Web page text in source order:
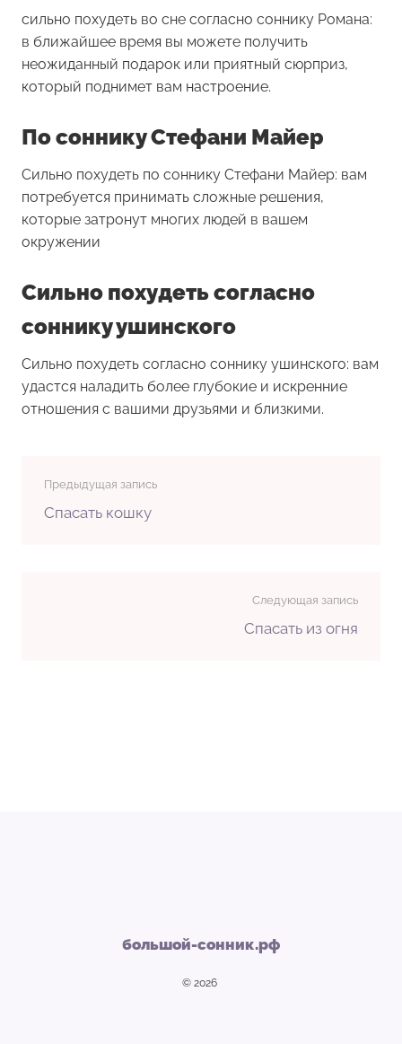
сильно похудеть во сне согласно соннику Романа:
в ближайшее время вы можете получить
неожиданный подарок или приятный сюрприз,
который поднимет вам настроение.
По соннику Стефани Майер
Сильно похудеть по соннику Стефани Майер: вам
потребуется принимать сложные решения,
которые затронут многих людей в вашем
окружении
Сильно похудеть согласно
соннику ушинского
Сильно похудеть согласно соннику ушинского: вам
удастся наладить более глубокие и искренние
отношения с вашими друзьями и близкими.
Предыдущая запись
Спасать кошку
Следующая запись
Спасать из огня
большой-сонник.рф
© 2026